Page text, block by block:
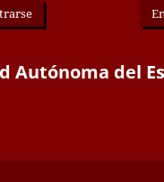
Autónoma del